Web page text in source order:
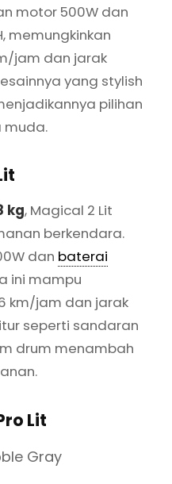
motor 500W dan
memungkinkan
jam dan jarak
yang stylish
pilihan
muda.
kg, Magical 2 Lit
berkendara.
dan baterai
ini mampu
km/jam dan jarak
seperti sandaran
drum menambah
Lit